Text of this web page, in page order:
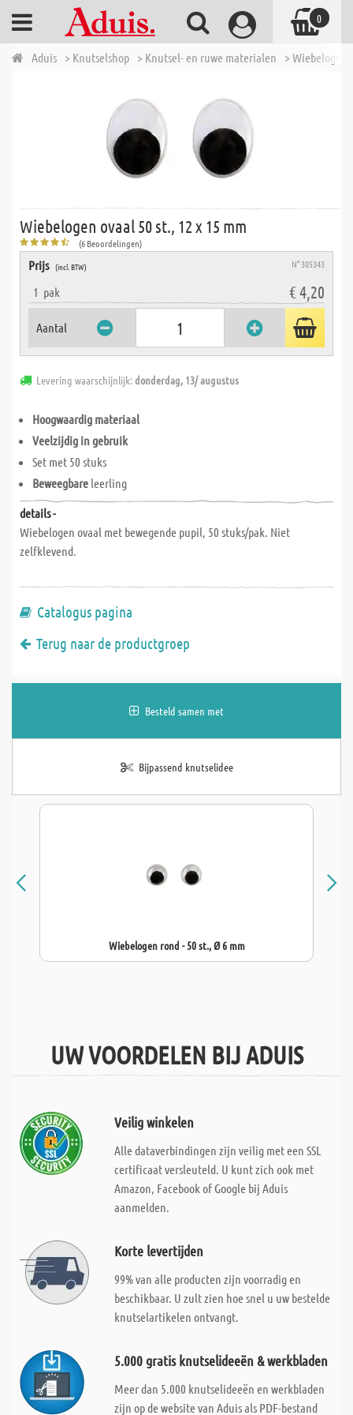
Aduis > Knutselshop > Knutsel- en ruwe materialen > Wiebelogen
Wiebelogen ovaal 50 st., 12 x 15 mm
(6 Beoordelingen)
Prijs (incl. BTW) N° 305343
1 pak € 4,20
Aantal
Levering waarschijnlijk:donderdag, 13/ augustus
Hoogwaardig materiaal
Veelzijdig in gebruik
Set met 50 stuks
Beweegbare leerling
details -
Wiebelogen ovaal met bewegende pupil, 50 stuks/pak. Niet
zelfklevend.
Catalogus pagina
Terug naar de productgroep
Besteld samen met
Bijpassend knutselidee
Wiebelogen rond - 50 st., Ø 6 mm
UW VOORDELEN BIJ ADUIS
Veilig winkelen
Alle dataverbindingen zijn veilig met een SSL
certificaat versleuteld. U kunt zich ook met
Amazon, Facebook of Google bij Aduis
aanmelden.
Korte levertijden
99% van alle producten zijn voorradig en
beschikbaar. U zult zien hoe snel u uw bestelde
knutselartikelen ontvangt.
5.000 gratis knutselideeën & werkbladen
Meer dan 5.000 knutselideeën en werkbladen
zijn op de website van Aduis als PDF-bestand
0